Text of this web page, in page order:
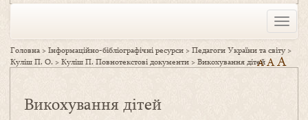
Toggle
Головна >Інформаційно-бібліографічні ресурси >Педагоги України та світу>
Куліш П. О. >Куліш П. Повнотекстові документи >Викохування дітей
A AA
Викохування дітей